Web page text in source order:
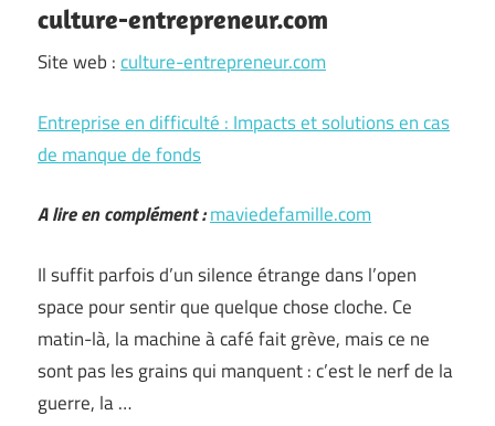
culture-entrepreneur.com
Site web :culture-entrepreneur.com
Entreprise en difficulté : Impacts et solutions en cas
de manque de fonds
A lire en complément :maviedefamille.com
Il suffit parfois d’un silence étrange dans l’open
space pour sentir que quelque chose cloche. Ce
matin-là, la machine à café fait grève, mais ce ne
sont pas les grains qui manquent : c’est le nerf de la
guerre, la …